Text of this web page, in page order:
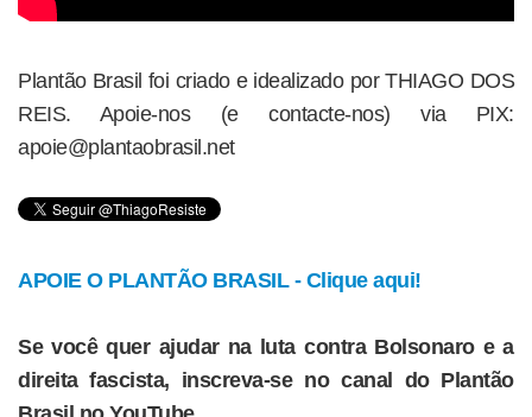
Plantão Brasil foi criado e idealizado por THIAGO DOS
REIS. Apoie-nos (e contacte-nos) via PIX:
apoie@plantaobrasil.net
APOIE O PLANTÃO BRASIL - Clique aqui!
Se você quer ajudar na luta contra Bolsonaro e a
direita fascista, inscreva-se no canal do Plantão